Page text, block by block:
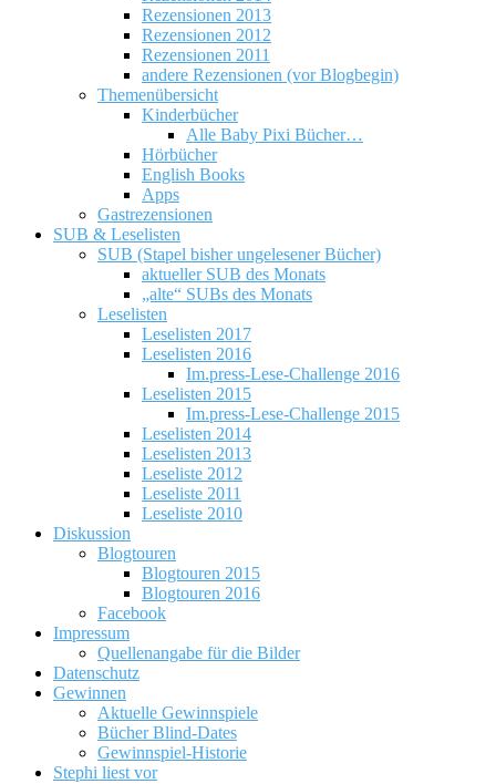
Rezensionen 2013
Rezensionen 2012
Rezensionen 2011
andere Rezensionen (vor Blogbegin)
Themenübersicht
Kinderbücher
Alle Baby Pixi Bücher…
Hörbücher
English Books
Apps
Gastrezensionen
SUB & Leselisten
SUB (Stapel bisher ungelesener Bücher)
aktueller SUB des Monats
„alte“ SUBs des Monats
Leselisten
Leselisten 2017
Leselisten 2016
Im.press-Lese-Challenge 2016
Leselisten 2015
Im.press-Lese-Challenge 2015
Leselisten 2014
Leselisten 2013
Leseliste 2012
Leseliste 2011
Leseliste 2010
Diskussion
Blogtouren
Blogtouren 2015
Blogtouren 2016
Facebook
Impressum
Quellenangabe für die Bilder
Datenschutz
Gewinnen
Aktuelle Gewinnspiele
Bücher Blind-Dates
Gewinnspiel-Historie
Stephi liest vor